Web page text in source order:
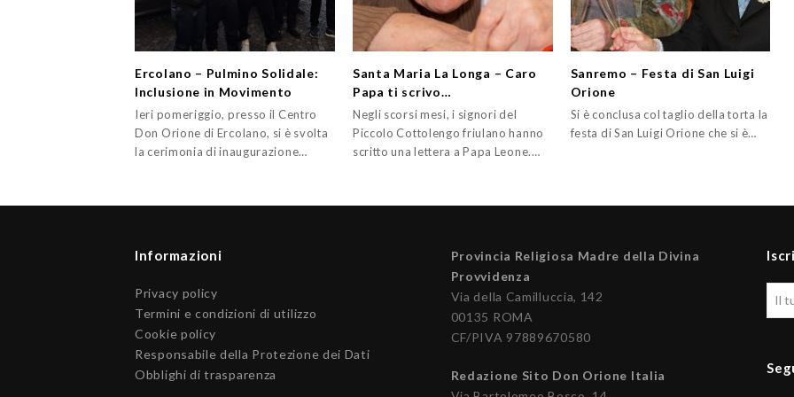
Ercolano – Pulmino Solidale:
Inclusione in Movimento
Ieri pomeriggio, presso il Centro
Don Orione di Ercolano, si è svolta
la cerimonia di inaugurazione…
Santa Maria La Longa – Caro
Papa ti scrivo…
Negli scorsi mesi, i signori del
Piccolo Cottolengo friulano hanno
scritto una lettera a Papa Leone.…
Sanremo – Festa di San Luigi
Orione
Si è conclusa col taglio della torta la
festa di San Luigi Orione che si è…
Informazioni
Privacy policy
Termini e condizioni di utilizzo
Cookie policy
Responsabile della Protezione dei Dati
Obblighi di trasparenza
Provincia Religiosa Madre della Divina
Provvidenza
Via della Camilluccia, 142
00135 ROMA
CF/PIVA 97889670580
Redazione Sito Don Orione Italia